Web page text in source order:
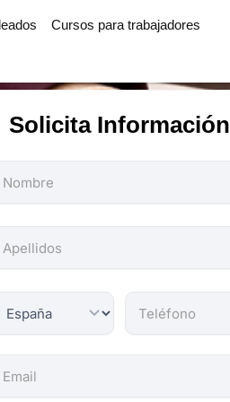
Cursos para trabajadores
Solicita Información